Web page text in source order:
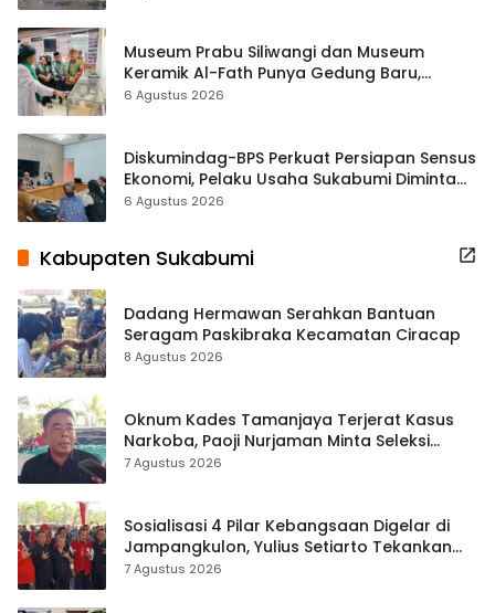
Museum Prabu Siliwangi dan Museum
Keramik Al-Fath Punya Gedung Baru,
Hampir 500 Koleksi Dipisahkan
6 Agustus 2026
Diskumindag-BPS Perkuat Persiapan Sensus
Ekonomi, Pelaku Usaha Sukabumi Diminta
Terbuka Beri Data
6 Agustus 2026
Kabupaten Sukabumi
Dadang Hermawan Serahkan Bantuan
Seragam Paskibraka Kecamatan Ciracap
8 Agustus 2026
Oknum Kades Tamanjaya Terjerat Kasus
Narkoba, Paoji Nurjaman Minta Seleksi
Calon Kades Diperketat
7 Agustus 2026
Sosialisasi 4 Pilar Kebangsaan Digelar di
Jampangkulon, Yulius Setiarto Tekankan
Pentingnya Persatuan
7 Agustus 2026